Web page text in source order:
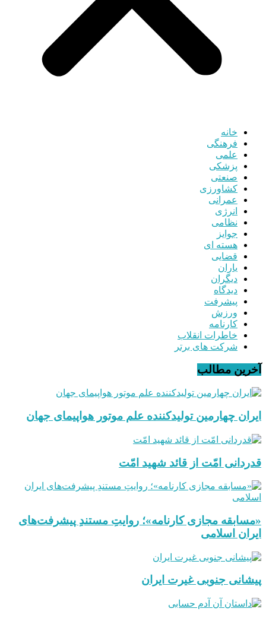
خانه
فرهنگی
علمی
پزشکی
صنعتی
کشاورزی
عمرانی
انرژی
نظامی
جوایز
هسته ای
قضایی
یاران
دیگران
دیدگاه
پیشرفت
ورزش
کارنامه
خاطرات انقلاب
شرکت های برتر
آخرین مطالب
ایران چهارمین تولیدکننده علم موتور هواپیمای جهان
قدردانی امّت از قائد شهید امّت
«مسابقه مجازی کارنامه»؛ روایتِ مستندِ پیشرفت‌های
ایران اسلامی
پیشانی جنوبی غیرت ایران